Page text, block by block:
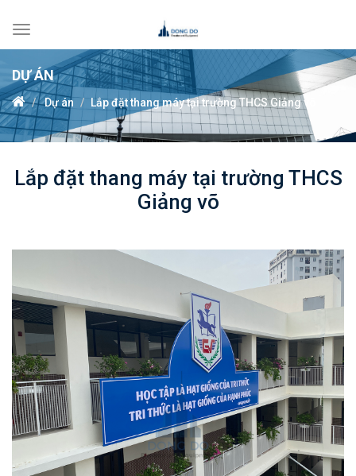
Toggle
navigation
DỰ ÁN
Dự án Lắp đặt thang máy tại trường THCS Giảng võ
Lắp đặt thang máy tại trường THCS
Giảng võ